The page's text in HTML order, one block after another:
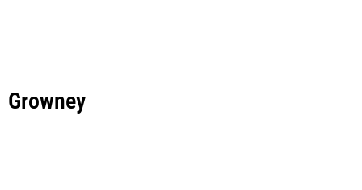
Growney